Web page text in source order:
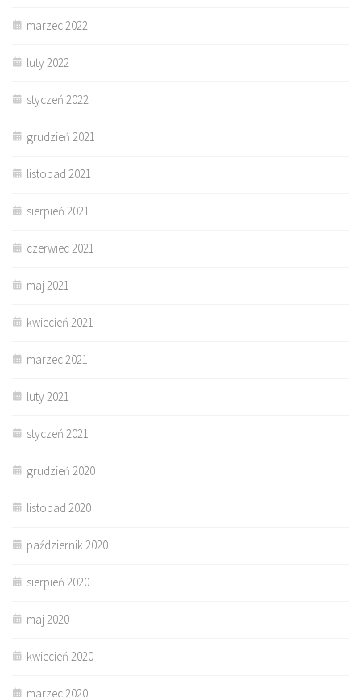
marzec 2022
luty 2022
styczeń 2022
grudzień 2021
listopad 2021
sierpień 2021
czerwiec 2021
maj 2021
kwiecień 2021
marzec 2021
luty 2021
styczeń 2021
grudzień 2020
listopad 2020
październik 2020
sierpień 2020
maj 2020
kwiecień 2020
marzec 2020